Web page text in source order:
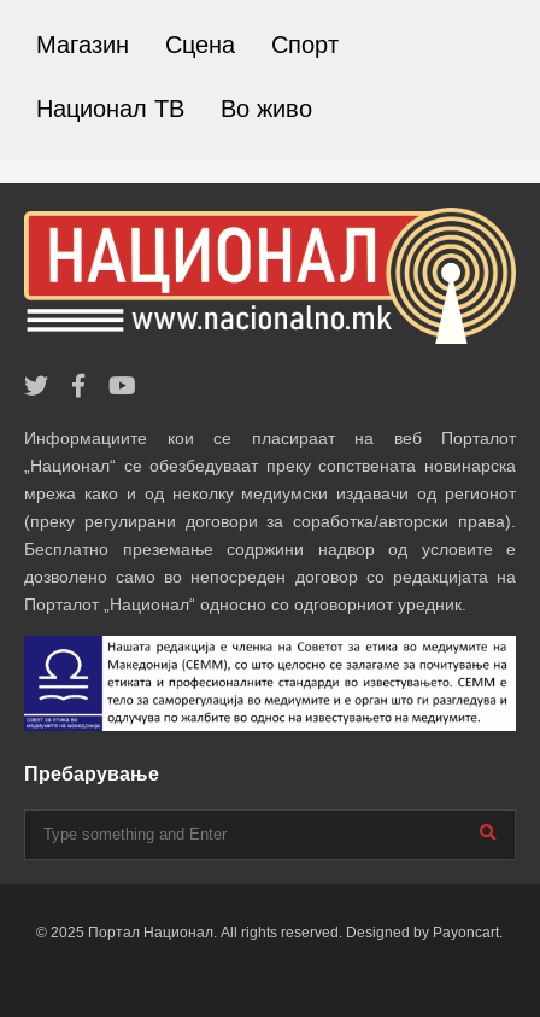
Магазин Сцена Спорт
Национал ТВ Во живо
Информациите кои се пласираат на веб Порталот
„Национал“ се обезбедуваат преку сопствената новинарска
мрежа како и од неколку медиумски издавачи од регионот
(преку регулирани договори за соработка/авторски права).
Бесплатно преземање содржини надвор од условите е
дозволено само во непосреден договор со редакцијата на
Порталот „Национал“ односно со одговорниот уредник.
Пребарување
© 2025 Портал Национал. All rights reserved. Designed by Payoncart.